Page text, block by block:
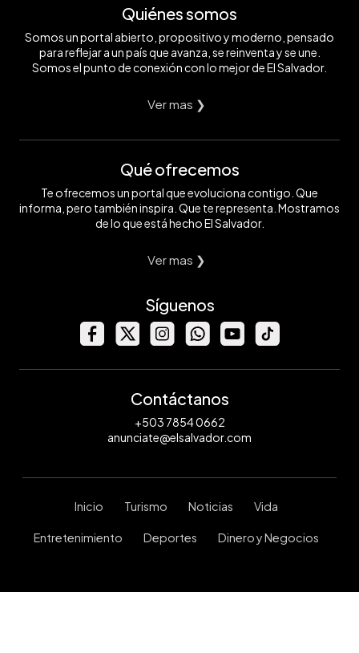
Quiénes somos
Somos un portal abierto, propositivo y moderno, pensado
para reflejar a un país que avanza, se reinventa y se une.
Somos el punto de conexión con lo mejor de El Salvador.
Ver mas ❯
Qué ofrecemos
Te ofrecemos un portal que evoluciona contigo. Que
informa, pero también inspira. Que te representa. Mostramos
de lo que está hecho El Salvador.
Ver mas ❯
Síguenos
Contáctanos
+503 7854 0662
anunciate@elsalvador.com
Inicio Turismo Noticias Vida
Entretenimiento Deportes Dinero y Negocios